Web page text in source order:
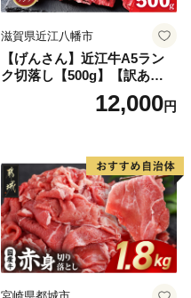
滋賀県近江八幡市
【げんさん】近江牛A5ラン
ク切落し【500g】【訳あり】
12,000円